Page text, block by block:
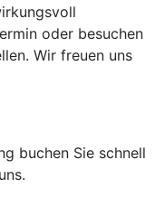
oder besuchen
Wir freuen uns
buchen Sie schnell